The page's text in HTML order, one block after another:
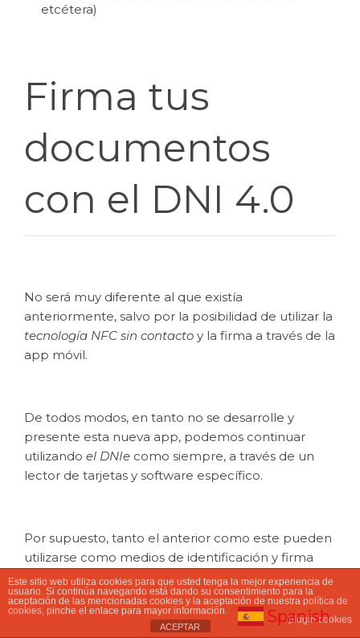
etcétera)
Firma tus
documentos
con el DNI 4.0
No será muy diferente al que existía
anteriormente, salvo por la posibilidad de utilizar la
tecnología NFC sin contacto y la firma a través de la
app móvil.
De todos modos, en tanto no se desarrolle y
presente esta nueva app, podemos continuar
utilizando el DNIe como siempre, a través de un
lector de tarjetas y software específico.
Por supuesto, tanto el anterior como este pueden
utilizarse como medios de identificación y firma
electrónica con las herramientas de firma digital
deSignaturit.
Este sitio web utiliza cookies para que usted tenga la mejor experiencia de
usuario. Si continúa navegando está dando su consentimiento para la
aceptación de las mencionadas cookies y la aceptación de nuestra política de
cookies, pinche el enlace para mayor información.
plugin cookies
ACEPTAR
Spanish ▼